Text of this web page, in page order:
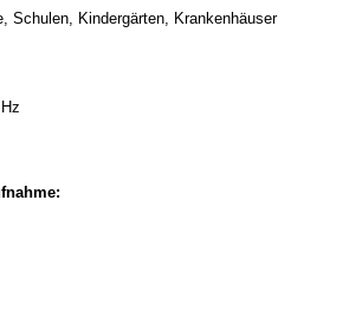
Schulen, Kindergärten, Krankenhäuser